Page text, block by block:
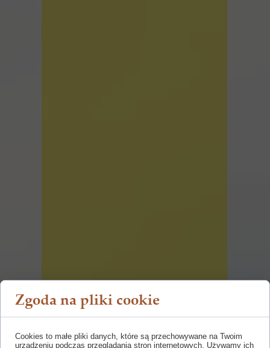
Zgoda na pliki cookie
Cookies to małe pliki danych, które są przechowywane na Twoim
urządzeniu podczas przeglądania stron internetowych. Używamy ich